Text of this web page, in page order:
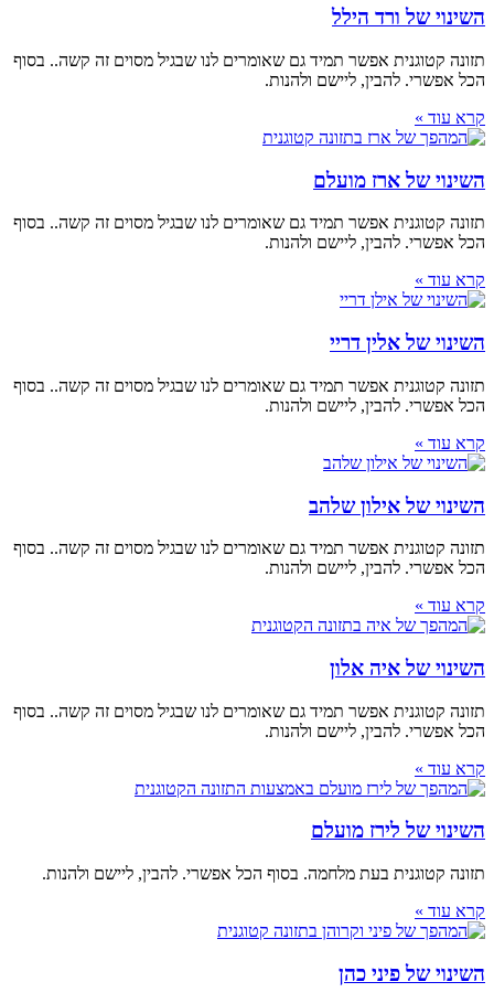
השינוי של ורד הילל
תזונה קטוגנית אפשר תמיד גם שאומרים לנו שבגיל מסוים זה קשה.. בסוף
הכל אפשרי. להבין, ליישם ולהנות.
קרא עוד »
השינוי של ארז מועלם
תזונה קטוגנית אפשר תמיד גם שאומרים לנו שבגיל מסוים זה קשה.. בסוף
הכל אפשרי. להבין, ליישם ולהנות.
קרא עוד »
השינוי של אלין דריי
תזונה קטוגנית אפשר תמיד גם שאומרים לנו שבגיל מסוים זה קשה.. בסוף
הכל אפשרי. להבין, ליישם ולהנות.
קרא עוד »
השינוי של אילון שלהב
תזונה קטוגנית אפשר תמיד גם שאומרים לנו שבגיל מסוים זה קשה.. בסוף
הכל אפשרי. להבין, ליישם ולהנות.
קרא עוד »
השינוי של איה אלון
תזונה קטוגנית אפשר תמיד גם שאומרים לנו שבגיל מסוים זה קשה.. בסוף
הכל אפשרי. להבין, ליישם ולהנות.
קרא עוד »
השינוי של לירז מועלם
תזונה קטוגנית בעת מלחמה. בסוף הכל אפשרי. להבין, ליישם ולהנות.
קרא עוד »
השינוי של פיני כהן